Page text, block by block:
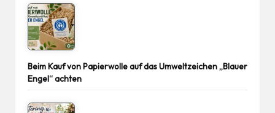
Beim Kauf von Papierwolle auf das Umweltzeichen „Blauer
Engel“ achten